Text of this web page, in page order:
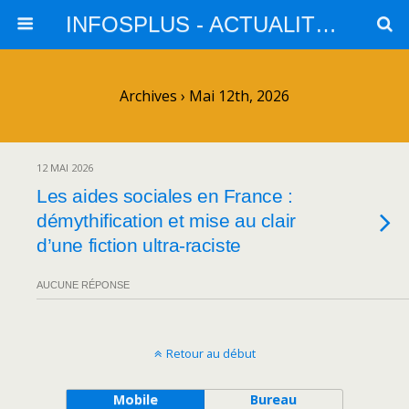
INFOSPLUS - ACTUALITES et INFOS
Archives › Mai 12th, 2026
12 MAI 2026
Les aides sociales en France :
démythification et mise au clair
d’une fiction ultra-raciste
AUCUNE RÉPONSE
Retour au début
Mobile Bureau